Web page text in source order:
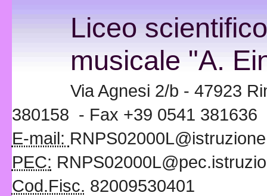
Liceo
musicale "A.
Via Agnesi 2/b - 47923
380158 - Fax +39 0541 381636
E-mail:
PEC:
Cod.Fisc. 82009530401